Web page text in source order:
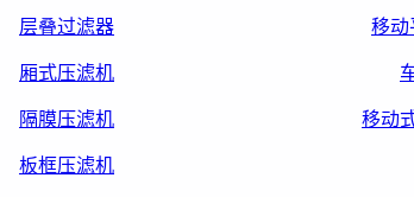
层叠过滤器
厢式压滤机
隔膜压滤机
板框压滤机
移动
移动